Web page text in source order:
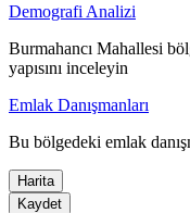
Demografi Analizi
Burmahancı Mahallesi
yapısını inceleyin
Emlak Danışmanları
Bu bölgedeki emlak
Harita
Kaydet